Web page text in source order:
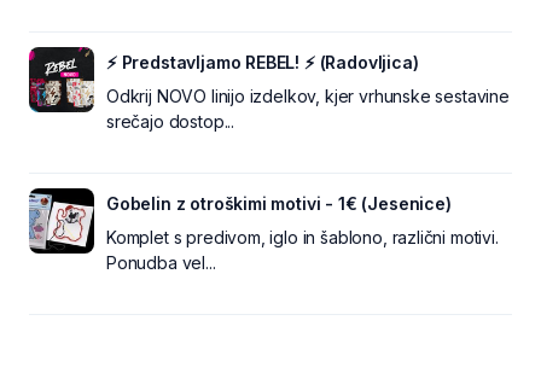
⚡ Predstavljamo REBEL! ⚡ (Radovljica)
Odkrij NOVO linijo izdelkov, kjer vrhunske sestavine
srečajo dostop...
Gobelin z otroškimi motivi - 1€ (Jesenice)
Komplet s predivom, iglo in šablono, različni motivi.
Ponudba vel...